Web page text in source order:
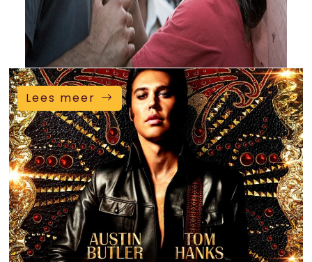
Lees meer